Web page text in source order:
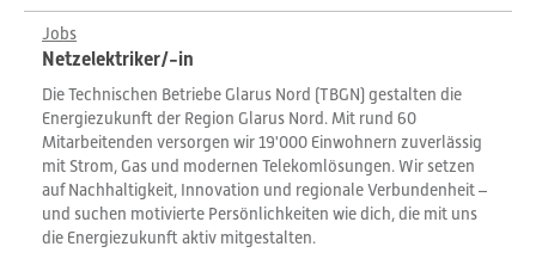
Jobs
Netzelektriker/-in
Die Technischen Betriebe Glarus Nord (TBGN) gestalten die
Energiezukunft der Region Glarus Nord. Mit rund 60
Mitarbeitenden versorgen wir 19'000 Einwohnern zuverlässig
mit Strom, Gas und modernen Telekomlösungen. Wir setzen
auf Nachhaltigkeit, Innovation und regionale Verbundenheit –
und suchen motivierte Persönlichkeiten wie dich, die mit uns
die Energiezukunft aktiv mitgestalten.